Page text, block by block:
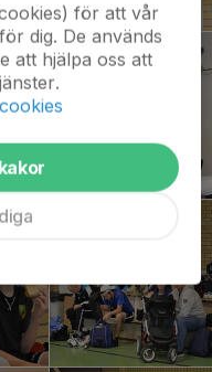
för att vår
dig. De används
att hjälpa oss att